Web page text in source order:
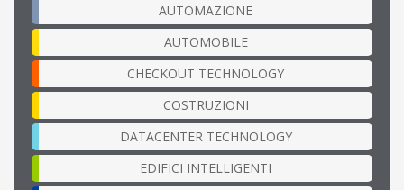
AUTOMAZIONE
AUTOMOBILE
CHECKOUT TECHNOLOGY
COSTRUZIONI
DATACENTER TECHNOLOGY
EDIFICI INTELLIGENTI